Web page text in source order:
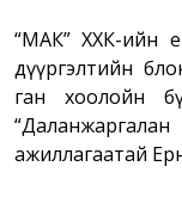
“МАК” ХХК-ийн
дүүргэлтийн
ган хоолойн
ажиллагаатай